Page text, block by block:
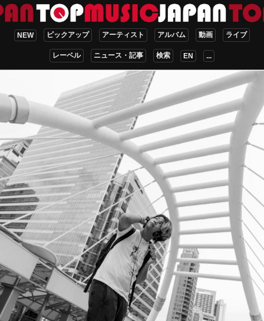
NEW ピックアップ アーティスト アルバム 動画 ライブ
レーベル ニュース・記事 検索 EN ...